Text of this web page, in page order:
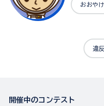
おおや
違
開催中のコンテスト